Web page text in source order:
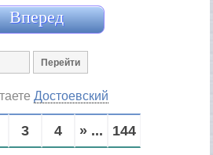
Вперед
Достоевский
3 4 » ... 144